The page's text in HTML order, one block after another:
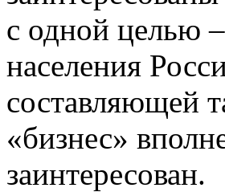
с одной целью
населения
составляющей
«бизнес»
заинтересован.